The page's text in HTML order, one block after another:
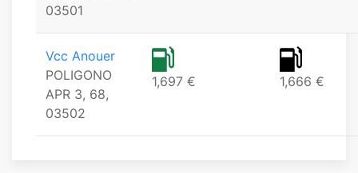
03501
Vcc Anouer
POLIGONO
APR 3, 68,
03502
1,697 € 1,666 €